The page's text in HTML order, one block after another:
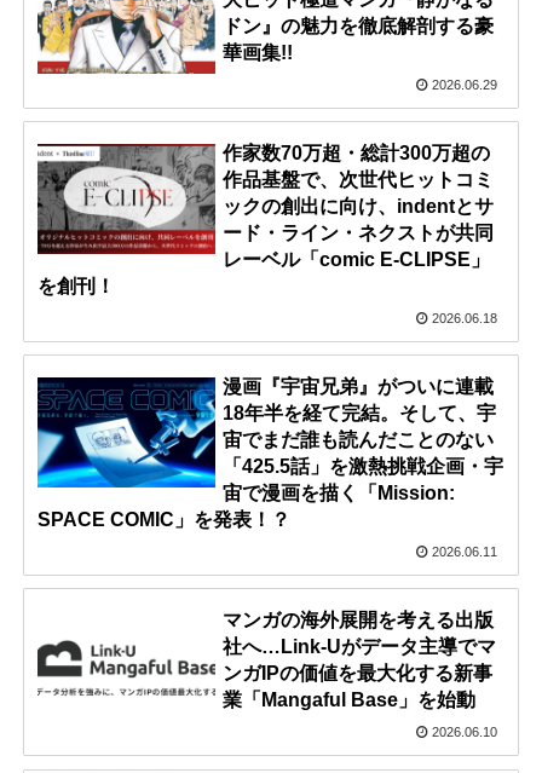
ドン』の魅力を徹底解剖する豪
華画集!!
2026.06.29
作家数70万超・総計300万超の
作品基盤で、次世代ヒットコミ
ックの創出に向け、indentとサ
ード・ライン・ネクストが共同
レーベル「comic E-CLIPSE」
を創刊！
2026.06.18
漫画『宇宙兄弟』がついに連載
18年半を経て完結。そして、宇
宙でまだ誰も読んだことのない
「425.5話」を激熱挑戦企画・宇
宙で漫画を描く「Mission:
SPACE COMIC」を発表！？
2026.06.11
マンガの海外展開を考える出版
社へ…Link-Uがデータ主導でマ
ンガIPの価値を最大化する新事
業「Mangaful Base」を始動
2026.06.10